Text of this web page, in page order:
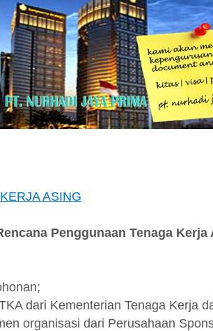
ASING
Penggunaan Tenaga Kerja
dari Kementerian Tenaga Kerja
organisasi dari Perusahaan